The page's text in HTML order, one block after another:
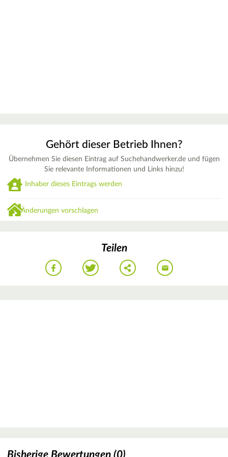
Gehört dieser Betrieb Ihnen?
Übernehmen Sie diesen Eintrag auf Suchehandwerker.de und fügen
Sie relevante Informationen und Links hinzu!
Inhaber dieses Eintrags werden
Änderungen vorschlagen
Teilen
Bisherige Bewertungen (0)